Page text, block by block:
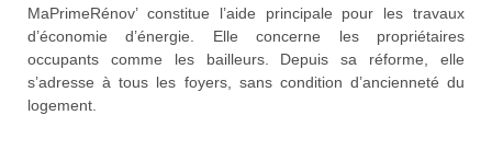
MaPrimeRénov’ constitue l’aide principale pour les travaux
d’économie d’énergie. Elle concerne les propriétaires
occupants comme les bailleurs. Depuis sa réforme, elle
s’adresse à tous les foyers, sans condition d’ancienneté du
logement.